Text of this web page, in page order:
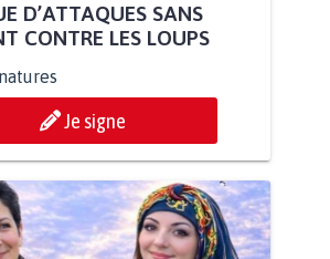
D’ATTAQUES SANS
CONTRE LES LOUPS
Je signe